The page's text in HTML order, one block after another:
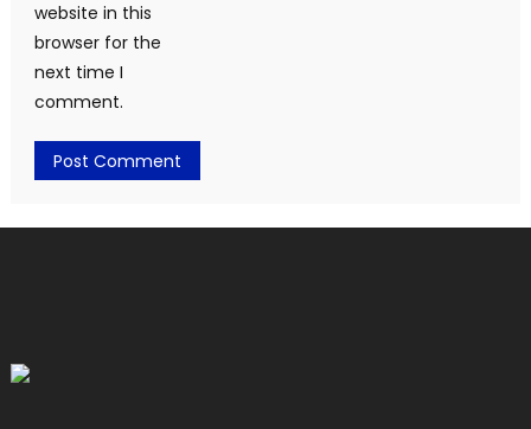
website in this
browser for the
next time I
comment.